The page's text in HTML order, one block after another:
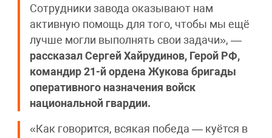
Сотрудники завода оказывают нам
активную помощь для того, чтобы мы ещё
лучше могли выполнять свои задачи», —
рассказал Сергей Хайрудинов, Герой РФ,
командир 21-й ордена Жукова бригады
оперативного назначения войск
национальной гвардии.
«Как говорится, всякая победа — куётся в